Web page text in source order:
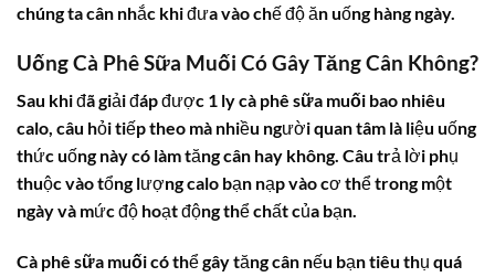
chúng ta cân nhắc khi đưa vào chế độ ăn uống hàng ngày.
Uống Cà Phê Sữa Muối Có Gây Tăng Cân Không?
Sau khi đã giải đáp được 1 ly cà phê sữa muối bao nhiêu
calo, câu hỏi tiếp theo mà nhiều người quan tâm là liệu uống
thức uống này có làm tăng cân hay không. Câu trả lời phụ
thuộc vào tổng lượng calo bạn nạp vào cơ thể trong một
ngày và mức độ hoạt động thể chất của bạn.
Cà phê sữa muốicó thể gây tăng cân nếu bạn tiêu thụ quá